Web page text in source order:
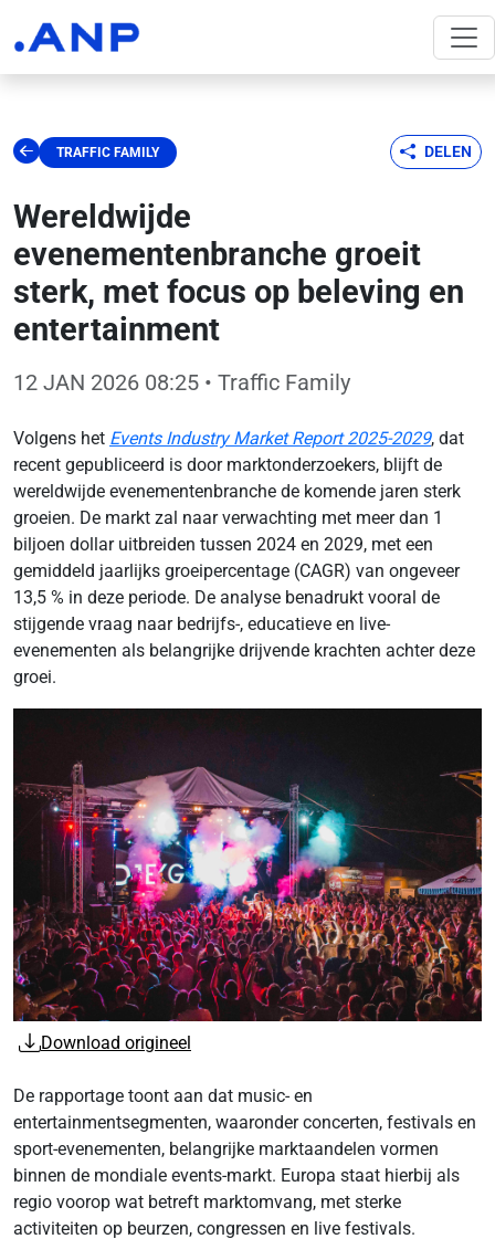
TRAFFIC FAMILY DELEN
Wereldwijde
evenementenbranche groeit
sterk, met focus op beleving en
entertainment
12 JAN 2026 08:25 • Traffic Family
Volgens het Events Industry Market Report 2025-2029, dat
recent gepubliceerd is door marktonderzoekers, blijft de
wereldwijde evenementenbranche de komende jaren sterk
groeien. De markt zal naar verwachting met meer dan 1
biljoen dollar uitbreiden tussen 2024 en 2029, met een
gemiddeld jaarlijks groeipercentage (CAGR) van ongeveer
13,5 % in deze periode. De analyse benadrukt vooral de
stijgende vraag naar bedrijfs-, educatieve en live-
evenementen als belangrijke drijvende krachten achter deze
groei.
Download origineel
De rapportage toont aan dat music- en
entertainmentsegmenten, waaronder concerten, festivals en
sport-evenementen, belangrijke marktaandelen vormen
binnen de mondiale events-markt. Europa staat hierbij als
regio voorop wat betreft marktomvang, met sterke
activiteiten op beurzen, congressen en live festivals.